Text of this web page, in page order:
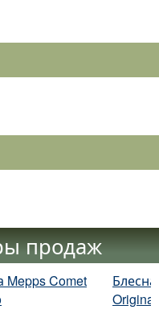
продаж
Mepps Comet
Original